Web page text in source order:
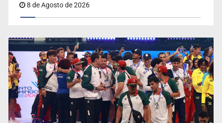
8 de Agosto de 2026